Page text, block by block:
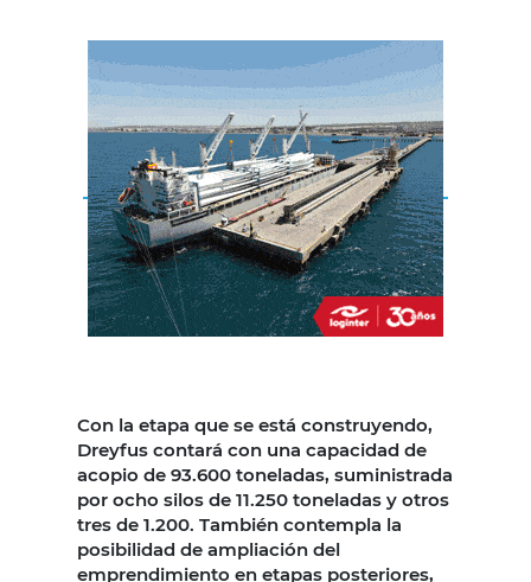
Con la etapa que se está construyendo,
Dreyfus contará con una capacidad de
acopio de 93.600 toneladas, suministrada
por ocho silos de 11.250 toneladas y otros
tres de 1.200. También contempla la
posibilidad de ampliación del
emprendimiento en etapas posteriores,